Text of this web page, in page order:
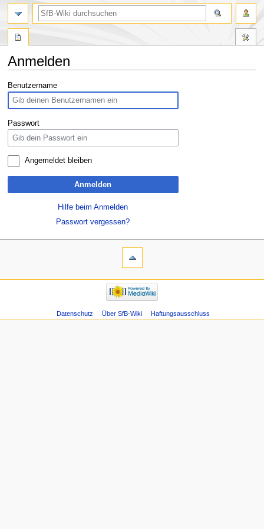
Anmelden
Zur
Navigation
springen
Zur
Suche
springen
Benutzername
Passwort
Angemeldet bleiben
Anmelden
Hilfe beim Anmelden
Passwort vergessen?
Datenschutz Über SfB-Wiki Haftungsausschluss